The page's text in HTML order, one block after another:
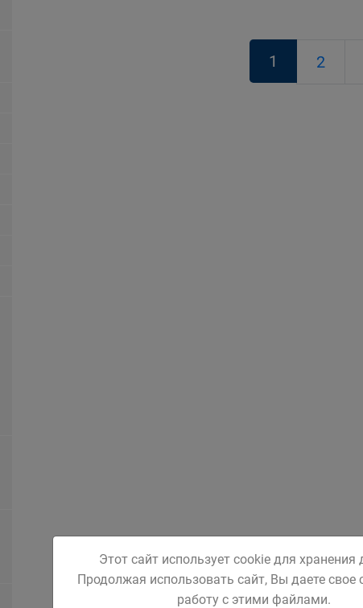
1 2
Этот сайт использует cookie для хранения
Продолжая использовать сайт, Вы даете свое
работу с этими файлами.